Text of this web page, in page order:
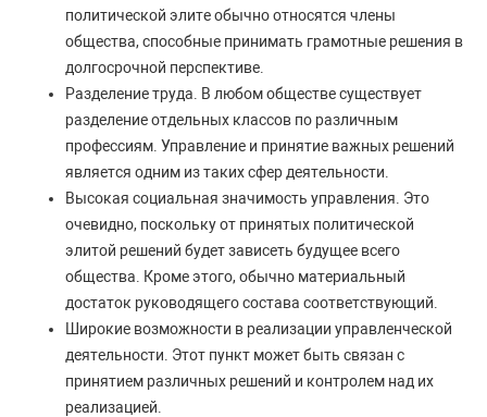
политической элите обычно относятся члены
общества, способные принимать грамотные решения в
долгосрочной перспективе.
Разделение труда. В любом обществе существует
разделение отдельных классов по различным
профессиям. Управление и принятие важных решений
является одним из таких сфер деятельности.
Высокая социальная значимость управления. Это
очевидно, поскольку от принятых политической
элитой решений будет зависеть будущее всего
общества. Кроме этого, обычно материальный
достаток руководящего состава соответствующий.
Широкие возможности в реализации управленческой
деятельности. Этот пункт может быть связан с
принятием различных решений и контролем над их
реализацией.